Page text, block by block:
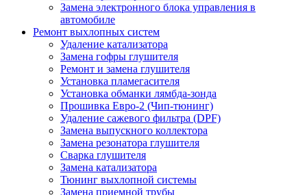
Замена электронного блока управления в
автомобиле
Ремонт выхлопных систем
Удаление катализатора
Замена гофры глушителя
Ремонт и замена глушителя
Установка пламегасителя
Установка обманки лямбда-зонда
Прошивка Евро-2 (Чип-тюнинг)
Удаление сажевого фильтра (DPF)
Замена выпускного коллектора
Замена резонатора глушителя
Сварка глушителя
Замена катализатора
Тюнинг выхлопной системы
Замена приемной трубы